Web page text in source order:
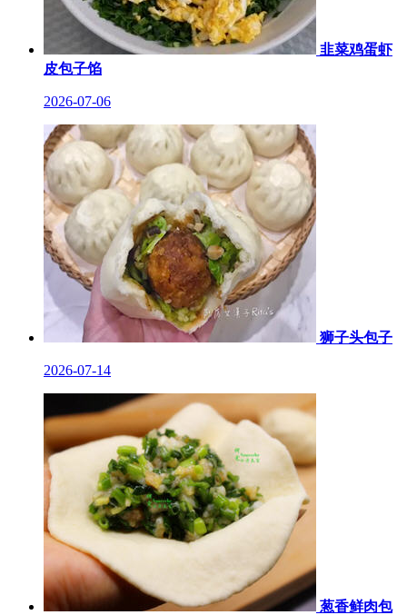
韭菜鸡蛋虾
皮包子馅
2026-07-06
狮子头包子
2026-07-14
葱香鲜肉包